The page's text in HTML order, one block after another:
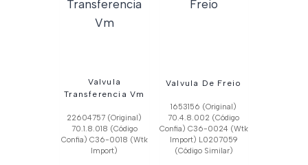
Valvula
Transferencia Vm
22604757 (Original)
70.1.8.018 (Código
Confia) C36-0018 (Wtk
Import)
Valvula De Freio
1653156 (Original)
70.4.8.002 (Código
Confia) C36-0024 (Wtk
Import) L0207059
(Código Similar)